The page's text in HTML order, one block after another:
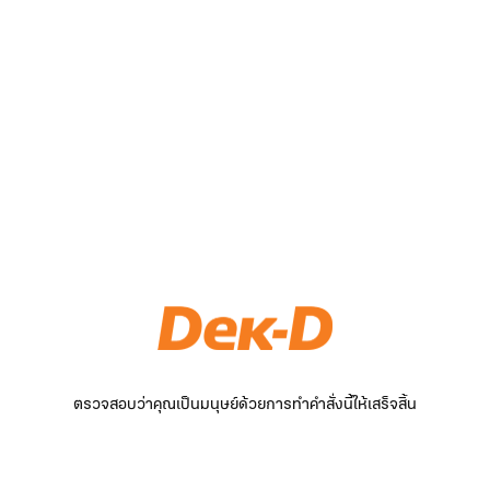
ตรวจสอบว่าคุณเป็นมนุษย์ด้วยการทำคำสั่งนี้ให้เสร็จสิ้น